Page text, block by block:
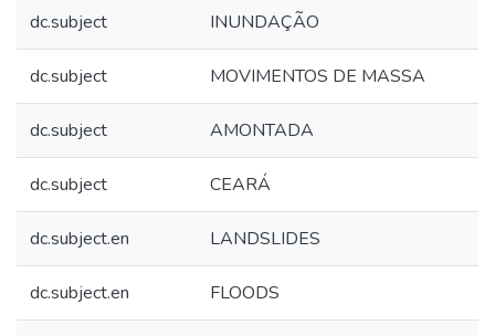
dc.subject INUNDAÇÃO
dc.subject MOVIMENTOS DE MASSA
dc.subject AMONTADA
dc.subject CEARÁ
dc.subject.en LANDSLIDES
dc.subject.en FLOODS